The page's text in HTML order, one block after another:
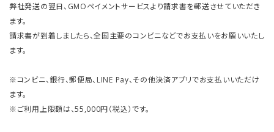
弊社発送の翌日、GMOペイメントサービスより請求書を郵送させていただき
ます。
請求書が到着しましたら、全国主要のコンビニなどでお支払いをお願いいたし
ます。
※コンビニ、銀行、郵便局、LINE Pay、その他決済アプリでお支払いいただけ
ます。
※ご利用上限額は、55,000円（税込）です。